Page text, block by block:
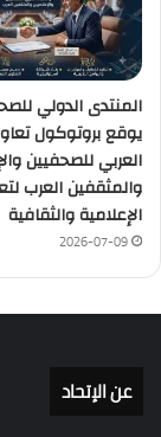
المنتدى الدولي
يوقع بروتوكول
العربي للصحفيين
والمثقفين العرب
الإعلامية والثقافية
2026-07-09
عن الإتحاد